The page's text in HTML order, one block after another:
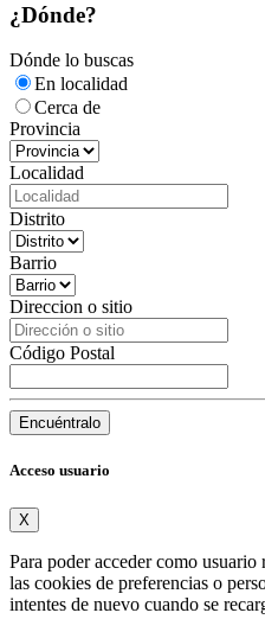
¿Dónde?
Dónde lo buscas
En localidad
Cerca de
Provincia
Localidad
Distrito
Barrio
Direccion o sitio
Código Postal
Encuéntralo
Acceso usuario
X
Para poder acceder como usuario
las cookies de preferencias o
intentes de nuevo cuando se